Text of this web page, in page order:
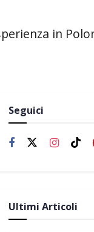
in
Seguici
Ultimi Articoli